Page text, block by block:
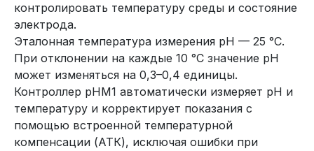
контролировать температуру среды и состояние
электрода.
Эталонная температура измерения pH — 25 °C.
При отклонении на каждые 10 °C значение pH
может изменяться на 0,3–0,4 единицы.
Контроллер pHM1 автоматически измеряет pH и
температуру и корректирует показания с
помощью встроенной температурной
компенсации (АТК), исключая ошибки при